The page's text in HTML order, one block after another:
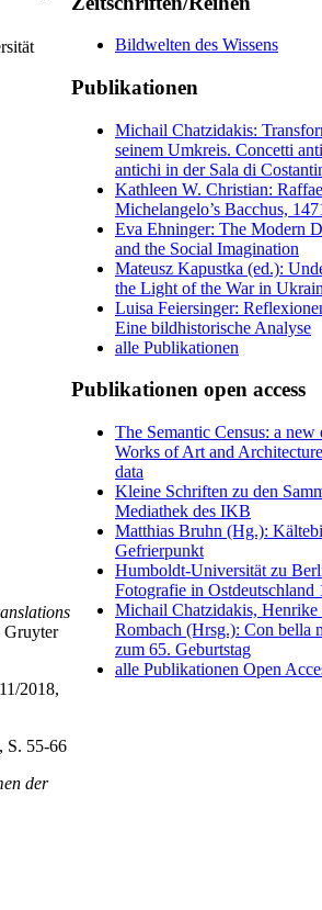
Gruyter
2018,
S. 55-66
der
Bildwelten des Wissens
Publikationen
Michail Chatzidakis:
seinem Umkreis. Concetti
antichi in der Sala di
Kathleen W. Christian:
Michelangelo’s Bacchus,
Eva Ehninger: The Modern
and the Social Imagination
Mateusz Kapustka (ed.):
the Light of the War in
Luisa Feiersinger:
Eine bildhistorische Analyse
alle Publikationen
Publikationen open access
The Semantic Census: a
Works of Art and
data
Kleine Schriften zu den
Mediathek des IKB
Matthias Bruhn (Hg.):
Gefrierpunkt
Humboldt-Universität zu
Fotografie in Ostdeutschland
Michail Chatzidakis,
Rombach (Hrsg.): Con bella
zum 65. Geburtstag
alle Publikationen Open